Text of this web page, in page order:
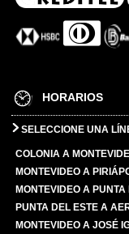
HORARIOS
SELECCIONE UNA
COLONIA A
MONTEVIDEO A
MONTEVIDEO A PUNTA
PUNTA DEL ESTE A
MONTEVIDEO A JOSÉ